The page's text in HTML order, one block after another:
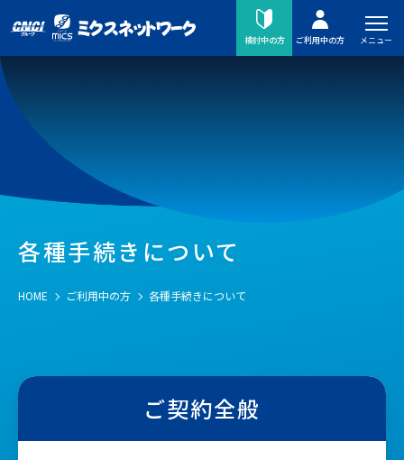
検討中の方 ご利用中の方 メニュー
各種手続きについて
HOME ご利用中の方 各種手続きについて
ご契約全般